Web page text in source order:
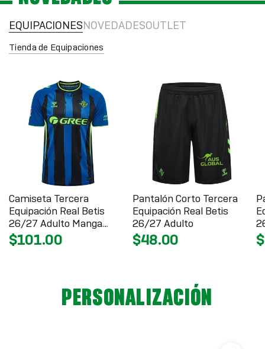
EQUIPACIONESNOVEDADESOUTLET
Tienda de Equipaciones
Camiseta Tercera
Equipación Real Betis
26/27 Adulto Manga
Corta
$101.00
Pantalón Corto Tercera
Equipación Real Betis
26/27 Adulto
$48.00
PERSONALIZACIÓN